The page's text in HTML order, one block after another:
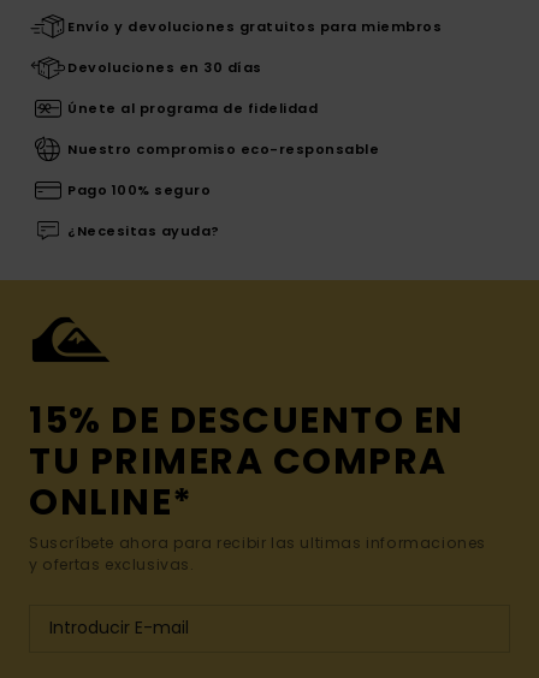
Envío y devoluciones gratuitos para miembros
Devoluciones en 30 días
Únete al programa de fidelidad
Nuestro compromiso eco-responsable
Pago 100% seguro
¿Necesitas ayuda?
15% DE DESCUENTO EN
TU PRIMERA COMPRA
ONLINE*
Suscríbete ahora para recibir las ultimas informaciones
y ofertas exclusivas.